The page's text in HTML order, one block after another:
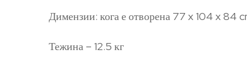
Димензии: кога е отворена 77 x 104 x
Тежина – 12.5 кг